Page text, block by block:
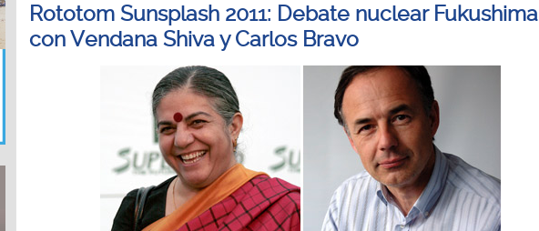
Rototom Sunsplash 2011: Debate nuclear Fukushima
con Vendana Shiva y Carlos Bravo